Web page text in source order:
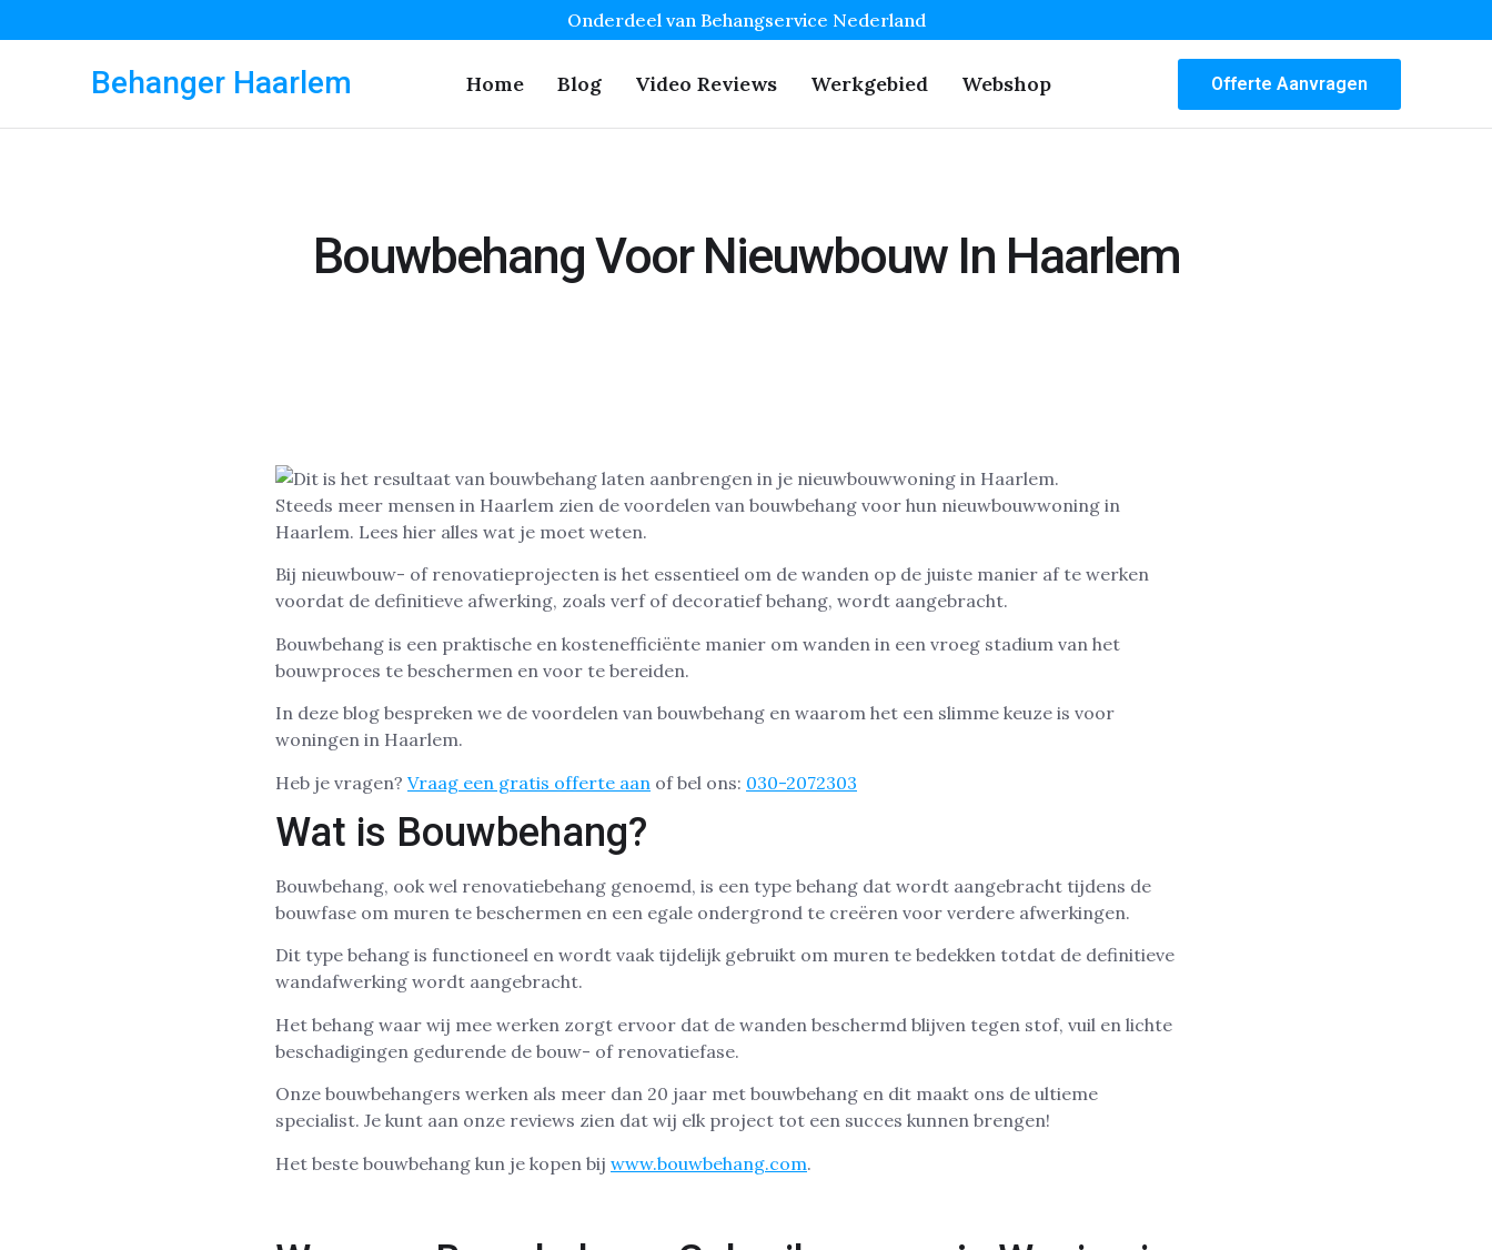
Onderdeel van Behangservice Nederland
Behanger Haarlem Home Blog Video Reviews Werkgebied Webshop Offerte Aanvragen
Bouwbehang Voor Nieuwbouw In Haarlem
Steeds meer mensen in Haarlem zien de voordelen van bouwbehang voor hun nieuwbouwwoning in
Haarlem. Lees hier alles wat je moet weten.
Bij nieuwbouw- of renovatieprojecten is het essentieel om de wanden op de juiste manier af te werken
voordat de definitieve afwerking, zoals verf of decoratief behang, wordt aangebracht.
Bouwbehang is een praktische en kostenefficiënte manier om wanden in een vroeg stadium van het
bouwproces te beschermen en voor te bereiden.
In deze blog bespreken we de voordelen van bouwbehang en waarom het een slimme keuze is voor
woningen in Haarlem.
Heb je vragen? Vraag een gratis offerte aan of bel ons: 030-2072303
Wat is Bouwbehang?
Bouwbehang, ook wel renovatiebehang genoemd, is een type behang dat wordt aangebracht tijdens de
bouwfase om muren te beschermen en een egale ondergrond te creëren voor verdere afwerkingen.
Dit type behang is functioneel en wordt vaak tijdelijk gebruikt om muren te bedekken totdat de definitieve
wandafwerking wordt aangebracht.
Het behang waar wij mee werken zorgt ervoor dat de wanden beschermd blijven tegen stof, vuil en lichte
beschadigingen gedurende de bouw- of renovatiefase.
Onze bouwbehangers werken als meer dan 20 jaar met bouwbehang en dit maakt ons de ultieme
specialist. Je kunt aan onze reviews zien dat wij elk project tot een succes kunnen brengen!
Het beste bouwbehang kun je kopen bij www.bouwbehang.com.